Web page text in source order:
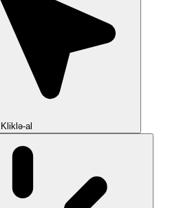
Kliklə-al